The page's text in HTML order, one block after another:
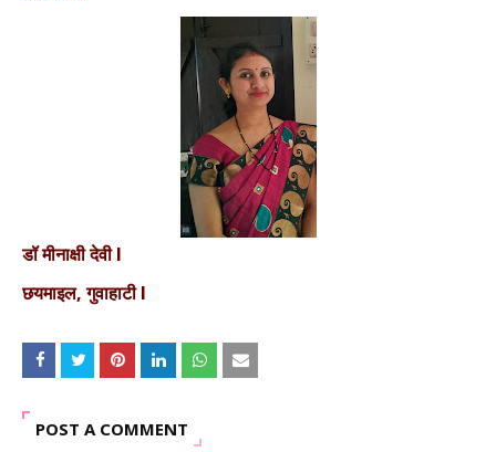
डॉ मीनाक्षी देवी l
छयमाइल, गुवाहाटी l
POST A COMMENT